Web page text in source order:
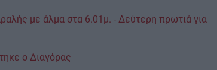
με άλμα στα 6.01μ. - Δεύτερη πρωτιά για
ο Διαγόρας